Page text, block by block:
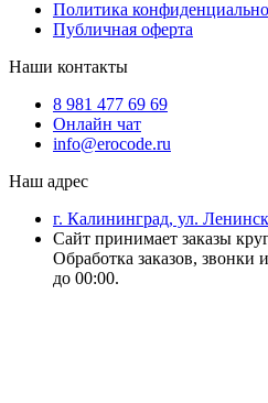
Политика
Публичная оферта
Наши контакты
8 981 477 69 69
Онлайн чат
info@erocode.ru
Наш адрес
г. Калининград, ул.
Сайт принимает заказы
Обработка заказов, звонки
до 00:00.